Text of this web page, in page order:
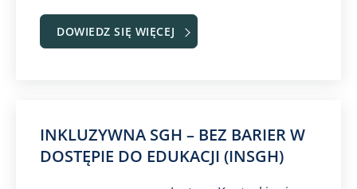
DOWIEDZ SIĘ WIĘCEJ
INKLUZYWNA SGH – BEZ BARIER W
DOSTĘPIE DO EDUKACJI (INSGH)